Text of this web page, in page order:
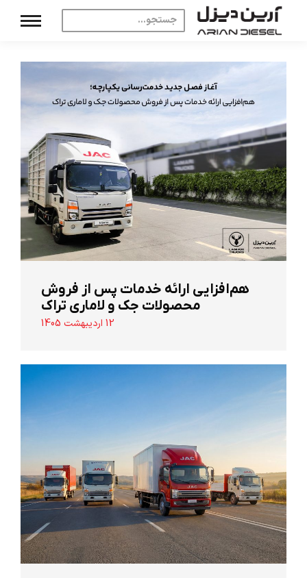
هم‌افزایی ارائه خدمات پس از فروش
محصولات جک و لاماری تراک
12 اردیبهشت 1405